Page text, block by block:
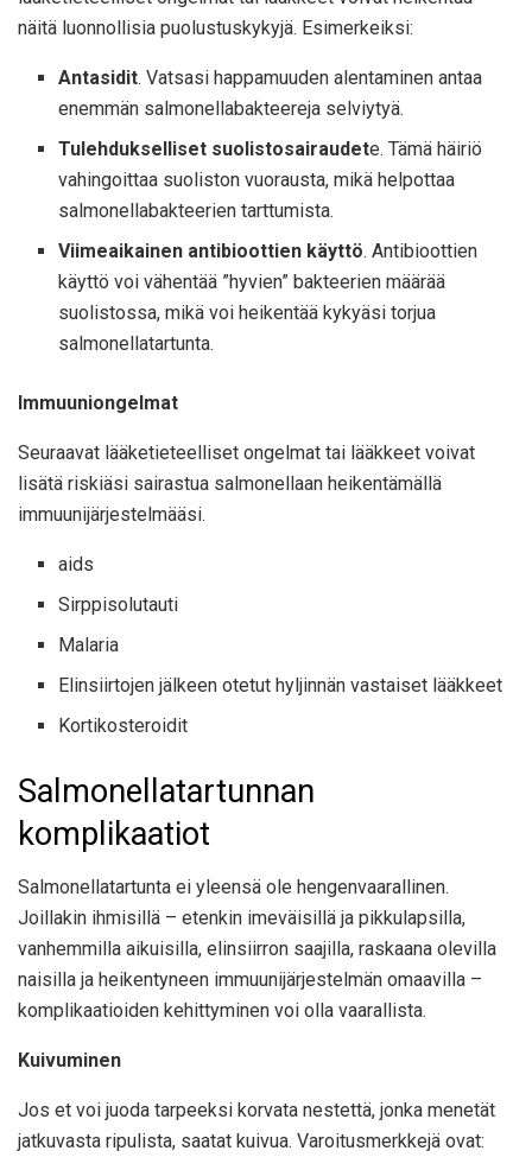
näitä luonnollisia puolustuskykyjä. Esimerkeiksi:
Antasidit. Vatsasi happamuuden alentaminen antaa
enemmän salmonellabakteereja selviytyä.
Tulehdukselliset suolistosairaudete. Tämä häiriö
vahingoittaa suoliston vuorausta, mikä helpottaa
salmonellabakteerien tarttumista.
Viimeaikainen antibioottien käyttö. Antibioottien
käyttö voi vähentää ”hyvien” bakteerien määrää
suolistossa, mikä voi heikentää kykyäsi torjua
salmonellatartunta.
Immuuniongelmat
Seuraavat lääketieteelliset ongelmat tai lääkkeet voivat
lisätä riskiäsi sairastua salmonellaan heikentämällä
immuunijärjestelmääsi.
aids
Sirppisolutauti
Malaria
Elinsiirtojen jälkeen otetut hyljinnän vastaiset lääkkeet
Kortikosteroidit
Salmonellatartunnan
komplikaatiot
Salmonellatartunta ei yleensä ole hengenvaarallinen.
Joillakin ihmisillä – etenkin imeväisillä ja pikkulapsilla,
vanhemmilla aikuisilla, elinsiirron saajilla, raskaana olevilla
naisilla ja heikentyneen immuunijärjestelmän omaavilla –
komplikaatioiden kehittyminen voi olla vaarallista.
Kuivuminen
Jos et voi juoda tarpeeksi korvata nestettä, jonka menetät
jatkuvasta ripulista, saatat kuivua. Varoitusmerkkejä ovat: